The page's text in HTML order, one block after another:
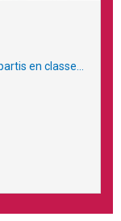
en classe...